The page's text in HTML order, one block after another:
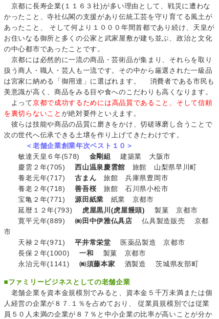
京都に長寿企業(１１６３社)が多い理由として、戦災に遭わな
かったこと、寺社仏閣の支援があり伝統工芸を守り育てる風土が
あったこと、 そして何より１０００年間首都であり続け、天皇が
お住いなる御所と多くの公家と武家屋敷が建ち並ぶ、政治と文化
の中心都市であったことです。
京都には必然的に一流の商品・芸術品が集まり、それらを取り
扱う商人・職人・芸人も一流です。その中から厳選された一級品
は宮家に納める「御用達」に選ばれます。 消費者である市民も
美意識が高く、商品をみる目や食へのこだわりも高くなります。
よって京都で成功するためには高品質であること、そして信頼
を裏切らないこと が絶対要件といえます。
彼らは技能や商品の品質に磨きをかけ、切磋琢磨し合うことで
次の世代へ伝承できる土壌を作り上げてきたわけです。
＜老舗企業創業年次ベスト１０＞
敏達天皇６年(578) 金剛組
建築業 大阪市
慶雲２年(705)西山温泉慶雲館 旅館 山梨県早川町
養老元年(717)古まん 旅館 兵庫県豊岡市
養老２年(718)善吾桜 旅館 石川県小松市
宝亀２年(771)源田紙業 紙業 京都市
延暦１２年(793) 虎屋黒川(虎屋饅頭)
製菓 京都市
寛平元年(889)㈱田中伊雅仏具店 仏具製造販売 京都
市
天禄２年(971)平井常栄堂 医薬品製造 京都市
長保２年(1000) 一和 製菓 京都市
永治元年(1141) ㈱須藤本家 酒製造 茨城県友部町
■ファミリービジネスとしての老舗企業
老舗企業を資本金規模別でみると、資本金５千万未満または個
人経営の企業が８７.１％を占めており、 従業員規模別では従業
員５０人未満の企業が８７％と中小企業の比率が高いことが分か